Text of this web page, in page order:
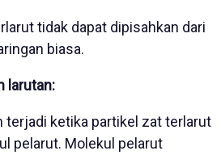
tidak dapat dipisahkan dari
biasa.
larutan:
terjadi ketika partikel zat terlarut
pelarut. Molekul pelarut